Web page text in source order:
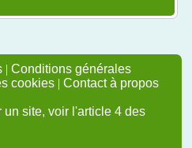
| Conditions générales
cookies | Contact à propos
un site, voir l'article 4 des